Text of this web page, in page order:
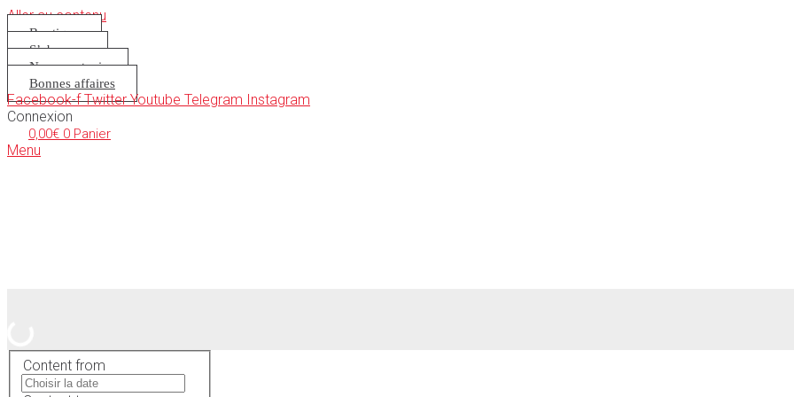
Aller au contenu
Boutique
S’abonner
Nous soutenir
Bonnes affaires
Facebook-f Twitter Youtube Telegram Instagram
Connexion
0,00€ 0 Panier
Menu
Content from